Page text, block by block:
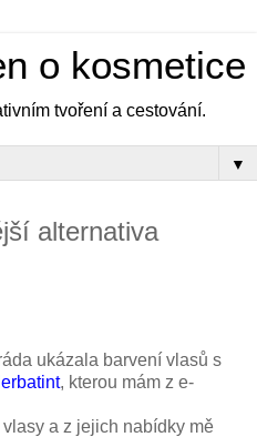
o kosmetice
tvoření a cestování.
▼
alternativa
ukázala barvení vlasů s
, kterou mám z e-
a z jejich nabídky mě